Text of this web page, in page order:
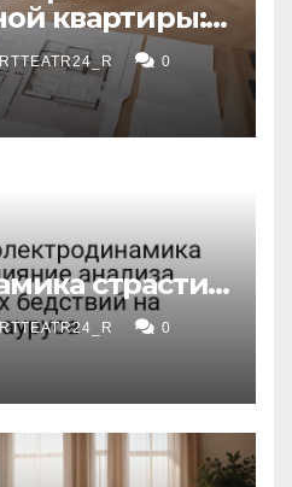
квартиры:
площадь,
0
страсти:
на
0